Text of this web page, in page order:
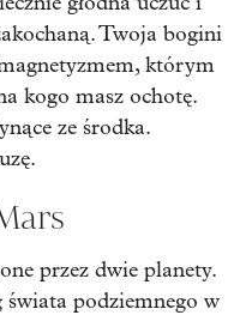
Twoja bogini
którym
kogo masz ochotę.
ze środka.
przez dwie planety.
podziemnego w